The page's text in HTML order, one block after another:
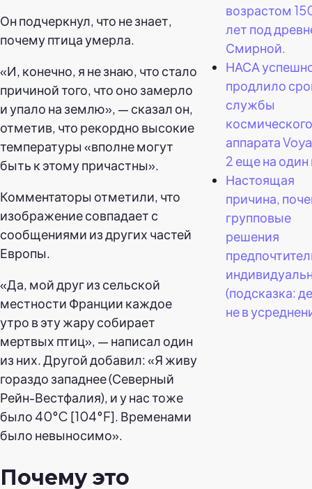
Он подчеркнул, что не знает,
почему птица умерла.
«И, конечно, я не знаю, что стало
причиной того, что оно замерло
и упало на землю», — сказал он,
отметив, что рекордно высокие
температуры «вполне могут
быть к этому причастны».
Комментаторы отметили, что
изображение совпадает с
сообщениями из других частей
Европы.
«Да, мой друг из сельской
местности Франции каждое
утро в эту жару собирает
мертвых птиц», — написал один
из них. Другой добавил: «Я живу
гораздо западнее (Северный
Рейн-Вестфалия), и у нас тоже
было 40°C [104°F]. Временами
было невыносимо».
Почему это
возрастом
лет под
Смирной.
НАСА
продлило
службы
космического
аппарата
2 еще на один
Настоящая
причина,
групповые
решения
(подсказка:
не в